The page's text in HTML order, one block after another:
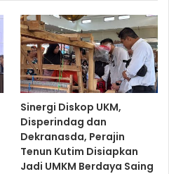
Sinergi Diskop UKM,
Disperindag dan
Dekranasda, Perajin
Tenun Kutim Disiapkan
Jadi UMKM Berdaya Saing